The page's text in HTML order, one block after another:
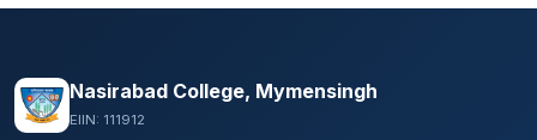
Nasirabad College, Mymensingh
EIIN: 111912